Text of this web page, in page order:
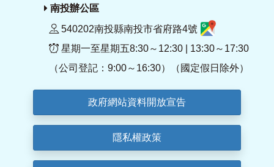
南投辦公區
540202南投縣南投市省府路4號
星期一至星期五8:30～12:30 | 13:30～17:30
（公司登記：9:00～16:30）（國定假日除外）
政府網站資料開放宣告
隱私權政策